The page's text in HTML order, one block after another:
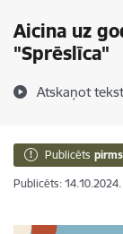
Aicina uz
"Sprēslīca"
Atskaņot
Publicēts
Publicēts: 14.10.2024.